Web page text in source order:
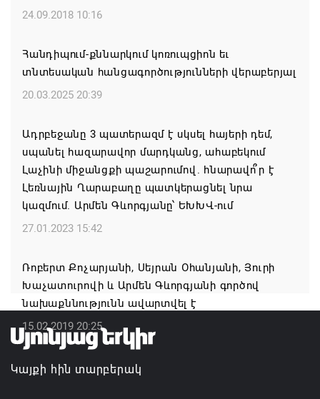
ՀՀ-ի և Ադրբեջանի հետ համագործակցությանը.
Ռուբիո
08.08.2026 21:25
Իրանն ու Օմանը մոտ են Հորմուզի նեղուցի
վերաբերյալ համաձայնության հասնելուն. Արաղչի
08.08.2026 21:17
հեռախոսազրույցի ընթացքում վերահաստատել են
ապագայում սկսելու իրենց հաստատակամությունը
08.08.2026 21:12
Փաշինյանն ու Ալիևը հեռախոսազրույց են ունեցել․
քննարկվել է TRIPP երթուղու նախագծի
իրականացումը
24.09.2018 10:16
Հանդիպում-քննարկում կոռուպցիոն եւ
տնտեսական հանցագործությունների վերաբերյալ
20.03.2025 20:39
Ադրբեջանը 3 պատերազմ է սկսել հայերի դեմ,
սպանել հազարավոր մարդկանց, ահաբեկում
Լաչինի միջանցքի պաշարումով. հնարավո՞ր է
Լեռնային Ղարաբաղը պատկերացնել նրա
կազմում. Արմեն Գևորգյանը՝ ԵԽԽՎ-ում
27.01.2023 15:42
Ռոբերտ Քոչարյանի, Սեյրան Օհանյանի, Յուրի
Խաչատուրովի և Արմեն Գևորգյանի գործով
նախաքննությունն ավարտվել է
15.02.2019 20:25
Կայքի հին տարբերակ